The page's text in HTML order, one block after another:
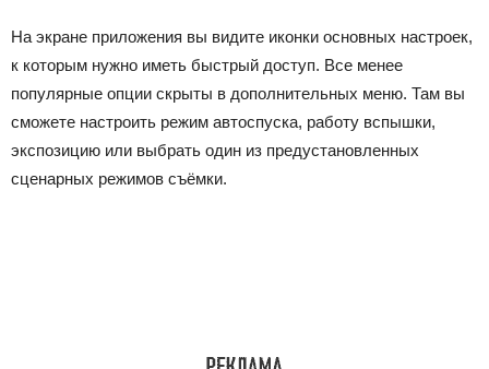
На экране приложения вы видите иконки основных настроек,
к которым нужно иметь быстрый доступ. Все менее
популярные опции скрыты в дополнительных меню. Там вы
сможете настроить режим автоспуска, работу вспышки,
экспозицию или выбрать один из предустановленных
сценарных режимов съёмки.